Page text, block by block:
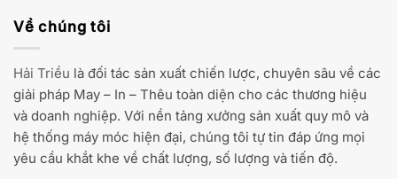
Về chúng tôi
Hải Triều là đối tác sản xuất chiến lược, chuyên sâu về các
giải pháp May – In – Thêu toàn diện cho các thương hiệu
và doanh nghiệp. Với nền tảng xưởng sản xuất quy mô và
hệ thống máy móc hiện đại, chúng tôi tự tin đáp ứng mọi
yêu cầu khắt khe về chất lượng, số lượng và tiến độ.